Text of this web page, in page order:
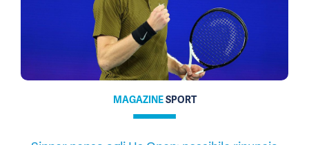
MAGAZINESPORT